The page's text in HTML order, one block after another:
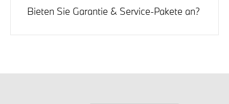
ausgewiesen. Gern informieren wir Sie, sobald ein
reserviertes Fahrzeug wieder frei wird.
Bieten Sie Garantie & Service-Pakete an?